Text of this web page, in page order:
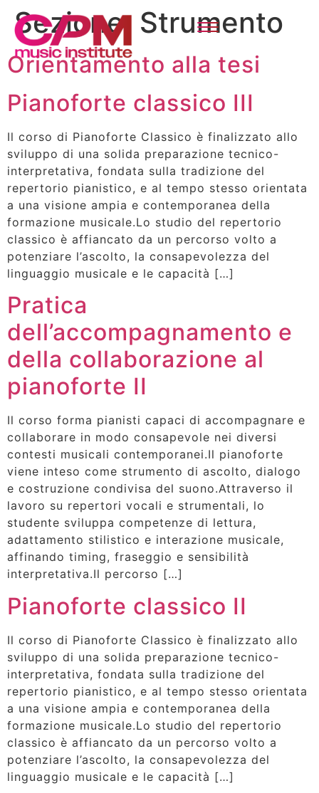
Sezione: Strumento
Orientamento alla tesi
Pianoforte classico III
Il corso di Pianoforte Classico è finalizzato allo
sviluppo di una solida preparazione tecnico-
interpretativa, fondata sulla tradizione del
repertorio pianistico, e al tempo stesso orientata
a una visione ampia e contemporanea della
formazione musicale.Lo studio del repertorio
classico è affiancato da un percorso volto a
potenziare l’ascolto, la consapevolezza del
linguaggio musicale e le capacità […]
Pratica
dell’accompagnamento e
della collaborazione al
pianoforte II
Il corso forma pianisti capaci di accompagnare e
collaborare in modo consapevole nei diversi
contesti musicali contemporanei.Il pianoforte
viene inteso come strumento di ascolto, dialogo
e costruzione condivisa del suono.Attraverso il
lavoro su repertori vocali e strumentali, lo
studente sviluppa competenze di lettura,
adattamento stilistico e interazione musicale,
affinando timing, fraseggio e sensibilità
interpretativa.Il percorso […]
Pianoforte classico II
Il corso di Pianoforte Classico è finalizzato allo
sviluppo di una solida preparazione tecnico-
interpretativa, fondata sulla tradizione del
repertorio pianistico, e al tempo stesso orientata
a una visione ampia e contemporanea della
formazione musicale.Lo studio del repertorio
classico è affiancato da un percorso volto a
potenziare l’ascolto, la consapevolezza del
linguaggio musicale e le capacità […]